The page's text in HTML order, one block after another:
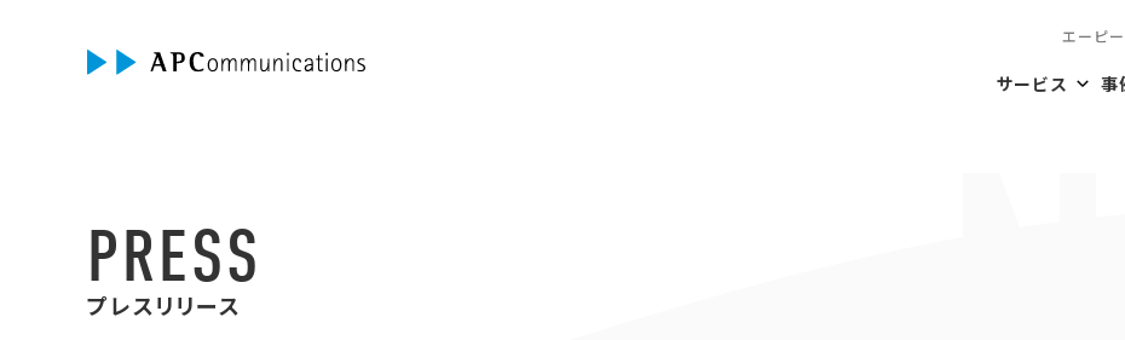
エーピ
サービス 事
PRESS
プレスリリース